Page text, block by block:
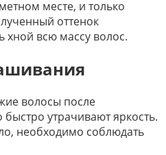
месте, и только
оттенок
хной всю массу волос.
волосы после
утрачивают яркость.
необходимо соблюдать